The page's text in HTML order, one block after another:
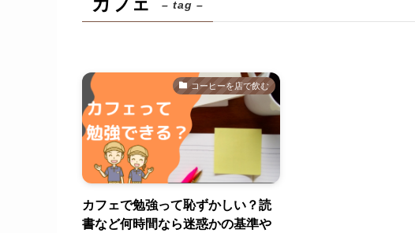
– tag –
コーヒーを店で飲む
カフェで勉強って恥ずかしい？読
書など何時間なら迷惑かの基準や